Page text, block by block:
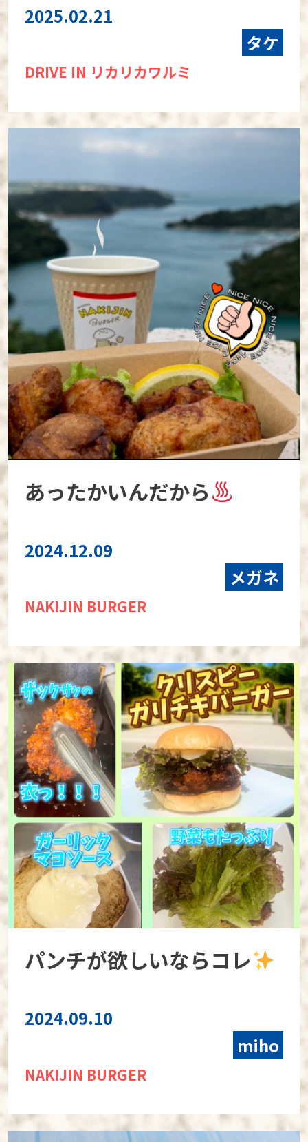
2025.02.21
タケ
DRIVE IN リカリカワルミ
あったかいんだから
2024.12.09
メガネ
NAKIJIN BURGER
パンチが欲しいならコレ
2024.09.10
miho
NAKIJIN BURGER